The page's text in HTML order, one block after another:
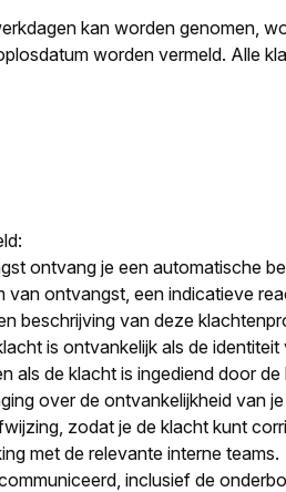
kan worden genomen,
worden vermeld. Alle
ontvang je een automatische
ontvangst, een indicatieve
beschrijving van deze
is ontvankelijk als de
als de klacht is ingediend door
over de ontvankelijkheid van
zodat je de klacht kunt
met de relevante interne teams.
inclusief de